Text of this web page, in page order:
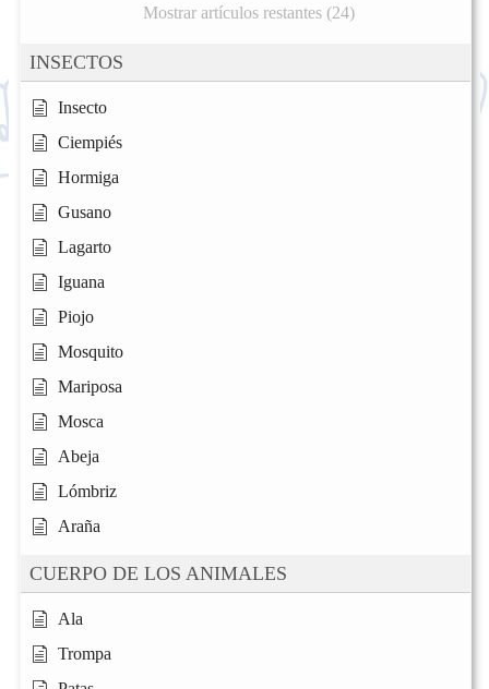
Mostrar artículos restantes (24)
INSECTOS
Insecto
Ciempiés
Hormiga
Gusano
Lagarto
Iguana
Piojo
Mosquito
Mariposa
Mosca
Abeja
Lómbriz
Araña
CUERPO DE LOS ANIMALES
Ala
Trompa